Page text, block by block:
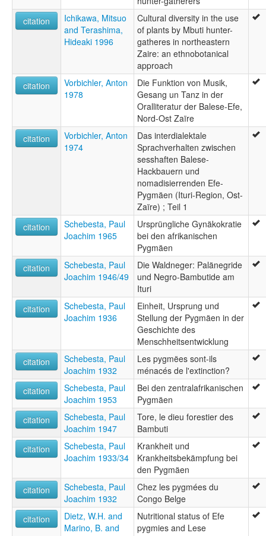
citation
Ichikawa, Mitsuo
and Terashima,
Hideaki 1996
Cultural diversity in the use
of plants by Mbuti hunter-
gatheres in northeastern
Zaire: an ethnobotanical
approach
citation
Vorbichler, Anton
1978
Die Funktion von Musik,
Gesang un Tanz in der
Oralliteratur der Balese-Efe,
Nord-Ost Zaïre
citation
Vorbichler, Anton
1974
Das interdialektale
Sprachverhalten zwischen
sesshaften Balese-
Hackbauern und
nomadisierrenden Efe-
Pygmäen (Ituri-Region, Ost-
Zaïre) ; Teil 1
citation
Schebesta, Paul
Joachim 1965
Ursprüngliche Gynäkokratie
bei den afrikanischen
Pygmäen
citation
Schebesta, Paul
Joachim 1946/49
Die Waldneger: Palänegride
und Negro-Bambutide am
Ituri
citation
Schebesta, Paul
Joachim 1936
Einheit, Ursprung und
Stellung der Pygmäen in der
Geschichte des
Menschheitsentwicklung
citation
Schebesta, Paul
Joachim 1932
Les pygmëes sont-ils
ménacés de l'extinction?
citation
Schebesta, Paul
Joachim 1953
Bei den zentralafrikanischen
Pygmäen
citation
Schebesta, Paul
Joachim 1947
Tore, le dieu forestier des
Bambuti
citation
Schebesta, Paul
Joachim 1933/34
Krankheit und
Krankheitsbekämpfung bei
den Pygmäen
citation
Schebesta, Paul
Joachim 1932
Chez les pygmées du
Congo Belge
citation
Dietz, W.H. and
Marino, B. and
Nutritional status of Efe
pygmies and Lese